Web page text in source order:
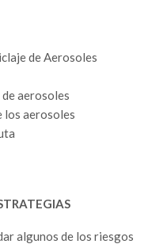
de Aerosoles
aerosoles
los aerosoles
algunos de los riesgos